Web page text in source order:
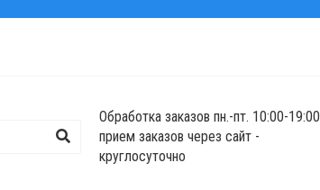
Обработка заказов пн.-пт. 10:00-19:00
прием заказов через сайт -
круглосуточно